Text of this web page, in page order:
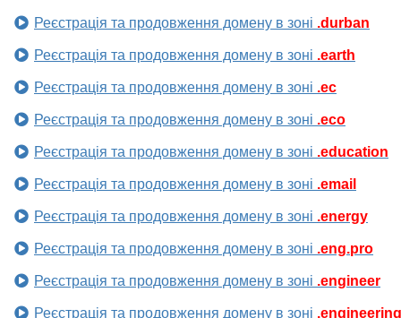
Реєстрація та продовження домену в зоні .durban
Реєстрація та продовження домену в зоні .earth
Реєстрація та продовження домену в зоні .ec
Реєстрація та продовження домену в зоні .eco
Реєстрація та продовження домену в зоні .education
Реєстрація та продовження домену в зоні .email
Реєстрація та продовження домену в зоні .energy
Реєстрація та продовження домену в зоні .eng.pro
Реєстрація та продовження домену в зоні .engineer
Реєстрація та продовження домену в зоні .engineering